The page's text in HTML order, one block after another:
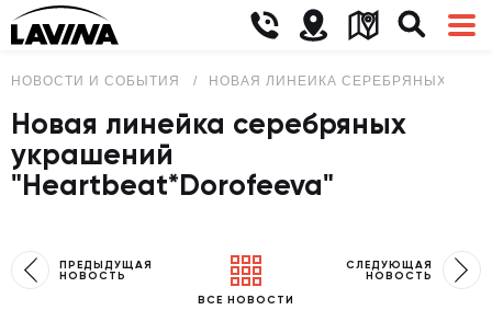
НОВОСТИ И СОБЫТИЯ НОВАЯ ЛИНЕЙКА СЕРЕБРЯНЫХ
Новая линейка серебряных
украшений
"Heartbeat*Dorofeeva"
ПРЕДЫДУЩАЯ
НОВОСТЬ
ВСЕ НОВОСТИ
СЛЕДУЮЩАЯ
НОВОСТЬ